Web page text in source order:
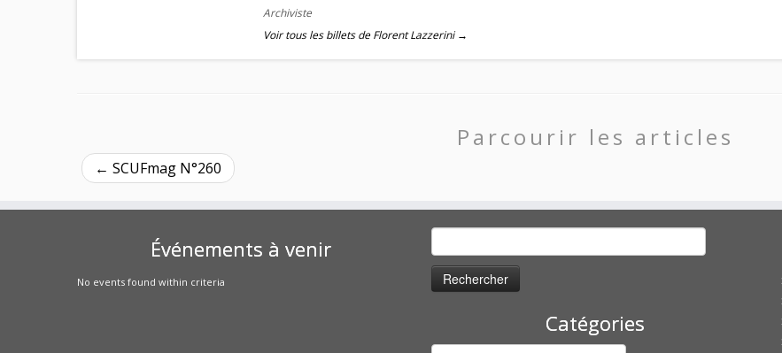
Archiviste
Voir tous les billets de Florent Lazzerini →
Parcourir les articles
← SCUFmag N°260
Événements à venir
No events found within criteria
Rechercher :
Catégories